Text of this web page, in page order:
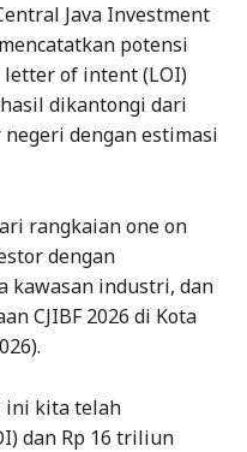
Java Investment
potensi
letter of intent (LOI)
dikantongi dari
dengan estimasi
rangkaian one on
dengan
kawasan industri, dan
CJIBF 2026 di Kota
ini kita telah
dan Rp 16 triliun